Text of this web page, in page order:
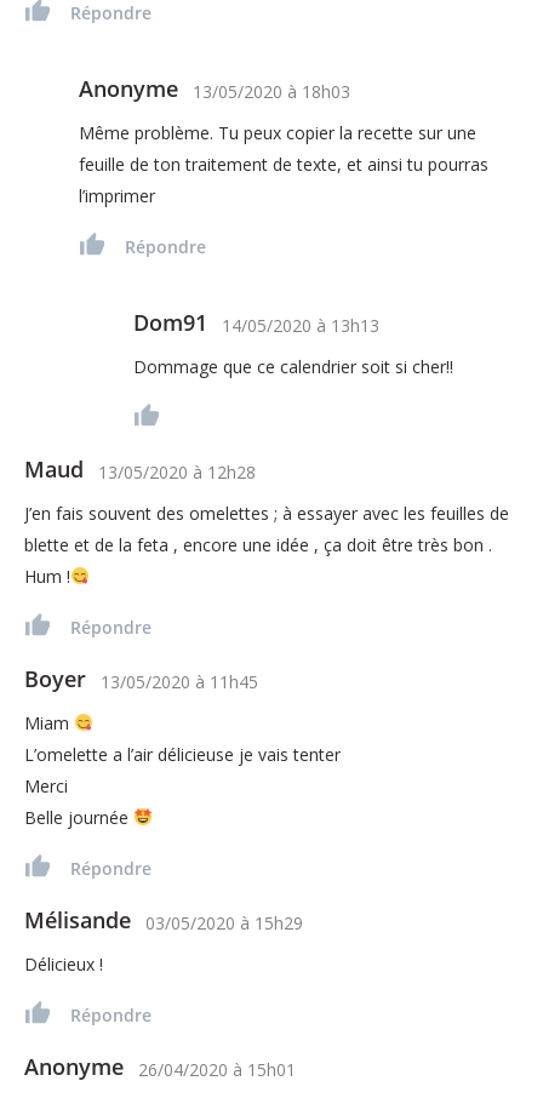
Répondre
Anonyme 13/05/2020 à 18h03
Même problème. Tu peux copier la recette sur une
feuille de ton traitement de texte, et ainsi tu pourras
l’imprimer
Répondre
Dom91 14/05/2020 à 13h13
Dommage que ce calendrier soit si cher!!
Maud 13/05/2020 à 12h28
J’en fais souvent des omelettes ; à essayer avec les feuilles de
blette et de la feta , encore une idée , ça doit être très bon .
Hum !
Répondre
Boyer 13/05/2020 à 11h45
Miam
L’omelette a l’air délicieuse je vais tenter
Merci
Belle journée
Répondre
Mélisande 03/05/2020 à 15h29
Délicieux !
Répondre
Anonyme 26/04/2020 à 15h01